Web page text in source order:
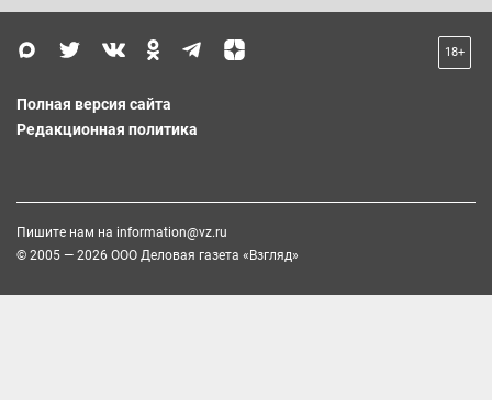
18+
Полная версия сайта
Редакционная политика
Пишите нам на information@vz.ru
© 2005 — 2026 ООО Деловая газета «Взгляд»